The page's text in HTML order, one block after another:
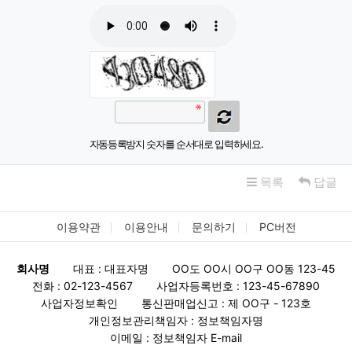
자동등록방지 숫자를 순서대로 입력하세요.
목록 답글
이용약관 이용안내 문의하기 PC버전
회사명 대표 : 대표자명
OO도 OO시 OO구 OO동 123-45
전화 : 02-123-4567
사업자등록번호 : 123-45-67890
사업자정보확인
통신판매업신고 : 제 OO구 - 123호
개인정보관리책임자 : 정보책임자명
이메일 : 정보책임자 E-mail